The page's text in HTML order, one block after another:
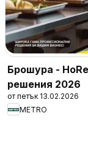
Брошура -
решения 2026
от петък 13.02.2026
METRO